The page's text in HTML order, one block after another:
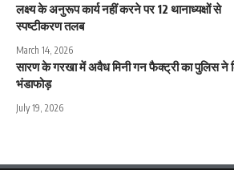
लक्ष्य के अनुरूप कार्य नहीं करने पर 12 थानाध्यक्षों से
स्पष्टीकरण तलब
March 14, 2026
सारण के गरखा में अवैध मिनी गन फैक्ट्री का पुलिस ने
भंडाफोड़
July 19, 2026